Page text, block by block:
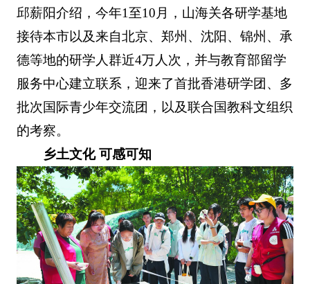
邱薪阳介绍，今年1至10月，山海关各研学基地
接待本市以及来自北京、郑州、沈阳、锦州、承
德等地的研学人群近4万人次，并与教育部留学
服务中心建立联系，迎来了首批香港研学团、多
批次国际青少年交流团，以及联合国教科文组织
的考察。
乡土文化 可感可知